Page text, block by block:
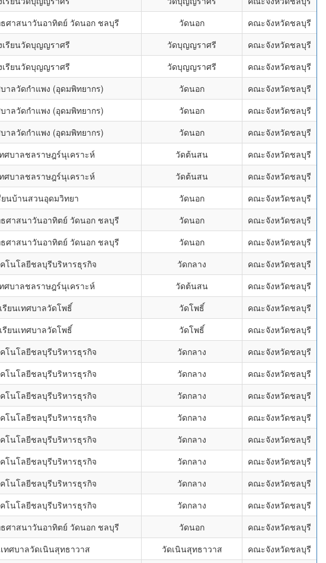
ศาสนาวันอาทิตย์ วัดนอก ชลบุรี วัดนอก
คณะจังหวัดชลบุรี
เรียนวัดบุญญราศรี วัดบุญญราศรี
คณะจังหวัดชลบุรี
เรียนวัดบุญญราศรี วัดบุญญราศรี
คณะจังหวัดชลบุรี
บาลวัดกำแพง (อุดมพิทยากร) วัดนอก
คณะจังหวัดชลบุรี
บาลวัดกำแพง (อุดมพิทยากร) วัดนอก
คณะจังหวัดชลบุรี
บาลวัดกำแพง (อุดมพิทยากร) วัดนอก
คณะจังหวัดชลบุรี
ศบาลชลราษฎร์นุเคราะห์ วัดต้นสน
คณะจังหวัดชลบุรี
ศบาลชลราษฎร์นุเคราะห์ วัดต้นสน
คณะจังหวัดชลบุรี
ยนบ้านสวนอุดมวิทยา วัดนอก
คณะจังหวัดชลบุรี
ศาสนาวันอาทิตย์ วัดนอก ชลบุรี วัดนอก
คณะจังหวัดชลบุรี
ศาสนาวันอาทิตย์ วัดนอก ชลบุรี วัดนอก
คณะจังหวัดชลบุรี
โนโลยีชลบุรีบริหารธุรกิจ วัดกลาง
คณะจังหวัดชลบุรี
ศบาลชลราษฎร์นุเคราะห์ วัดต้นสน
คณะจังหวัดชลบุรี
รียนเทศบาลวัดโพธิ์ วัดโพธิ์
คณะจังหวัดชลบุรี
รียนเทศบาลวัดโพธิ์ วัดโพธิ์
คณะจังหวัดชลบุรี
โนโลยีชลบุรีบริหารธุรกิจ วัดกลาง
คณะจังหวัดชลบุรี
โนโลยีชลบุรีบริหารธุรกิจ วัดกลาง
คณะจังหวัดชลบุรี
โนโลยีชลบุรีบริหารธุรกิจ วัดกลาง
คณะจังหวัดชลบุรี
โนโลยีชลบุรีบริหารธุรกิจ วัดกลาง
คณะจังหวัดชลบุรี
โนโลยีชลบุรีบริหารธุรกิจ วัดกลาง
คณะจังหวัดชลบุรี
โนโลยีชลบุรีบริหารธุรกิจ วัดกลาง
คณะจังหวัดชลบุรี
โนโลยีชลบุรีบริหารธุรกิจ วัดกลาง
คณะจังหวัดชลบุรี
โนโลยีชลบุรีบริหารธุรกิจ วัดกลาง
คณะจังหวัดชลบุรี
ศาสนาวันอาทิตย์ วัดนอก ชลบุรี วัดนอก
คณะจังหวัดชลบุรี
ทศบาลวัดเนินสุทธาวาส วัดเนินสุทธาวาส คณะจังหวัดชลบุรี